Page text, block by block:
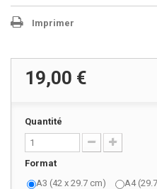
Imprimer
19,00 €
Quantité
Format
A3 (42 x 29.7 cm)
A4